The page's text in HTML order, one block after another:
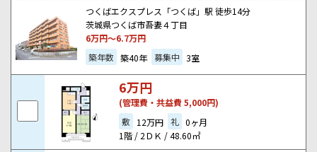
つくばエクスプレス「つくば」駅 徒歩14分
茨城県つくば市吾妻４丁目
6万円～6.7万円
築年数 築40年 募集中 3室
6万円
(管理費・共益費 5,000円)
敷 12万円 礼 0ヶ月
1階 / 2ＤＫ / 48.60㎡